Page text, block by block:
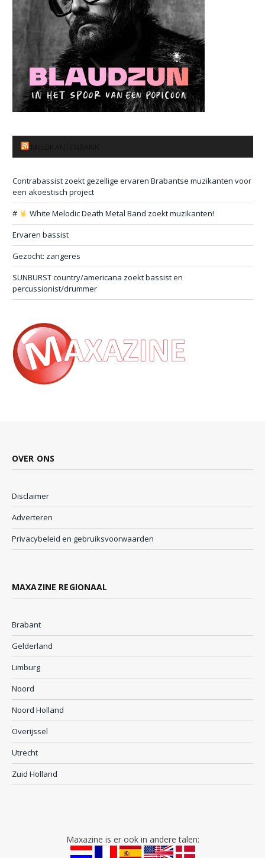
Contrabassist zoekt gezellige ervaren Brabantse muzikanten voor
een akoestisch project
#
White Melodic Death Metal Band zoekt muzikanten!
Ervaren bassist
Gezocht: zangeres
SUNBURST country/americana zoekt bassist en
percussionist/drummer
OVER ONS
Disclaimer
Adverteren
Privacybeleid en gebruiksvoorwaarden
MAXAZINE REGIONAAL
Brabant
Gelderland
Limburg
Noord
Noord Holland
Overijssel
Utrecht
Zuid Holland
Maxazine is er ook in andere talen: